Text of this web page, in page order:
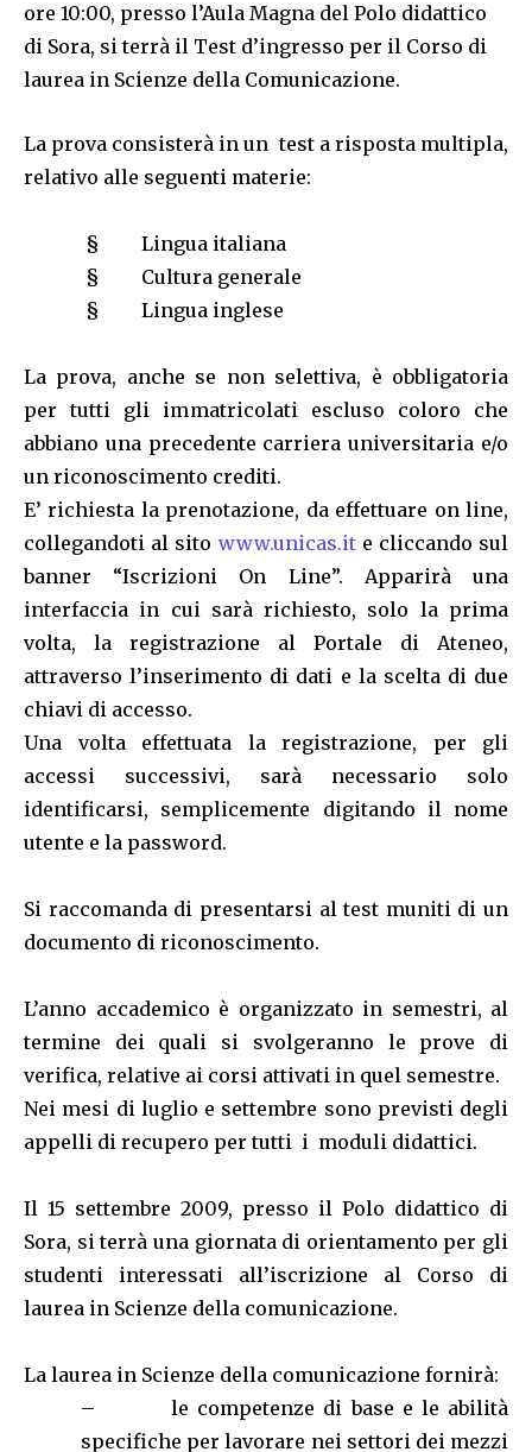
ore 10:00, presso l’Aula Magna del Polo didattico
di Sora, si terrà il Test d’ingresso per il Corso di
laurea in Scienze della Comunicazione.
La prova consisterà in un test a risposta multipla,
relativo alle seguenti materie:
§ Lingua italiana
§ Cultura generale
§ Lingua inglese
La prova, anche se non selettiva, è obbligatoria
per tutti gli immatricolati escluso coloro che
abbiano una precedente carriera universitaria e/o
un riconoscimento crediti.
E’ richiesta la prenotazione, da effettuare on line,
collegandoti al sito www.unicas.ite cliccando sul
banner “Iscrizioni On Line”. Apparirà una
interfaccia in cui sarà richiesto, solo la prima
volta, la registrazione al Portale di Ateneo,
attraverso l’inserimento di dati e la scelta di due
chiavi di accesso.
Una volta effettuata la registrazione, per gli
accessi successivi, sarà necessario solo
identificarsi, semplicemente digitando il nome
utente e la password.
Si raccomanda di presentarsi al test muniti di un
documento di riconoscimento.
L’anno accademico è organizzato in semestri, al
termine dei quali si svolgeranno le prove di
verifica, relative ai corsi attivati in quel semestre.
Nei mesi di luglio e settembre sono previsti degli
appelli di recupero per tutti i moduli didattici.
Il 15 settembre 2009, presso il Polo didattico di
Sora, si terrà una giornata di orientamento per gli
studenti interessati all’iscrizione al Corso di
laurea in Scienze della comunicazione.
La laurea in Scienze della comunicazione fornirà:
– le competenze di base e le abilità
specifiche per lavorare nei settori dei mezzi